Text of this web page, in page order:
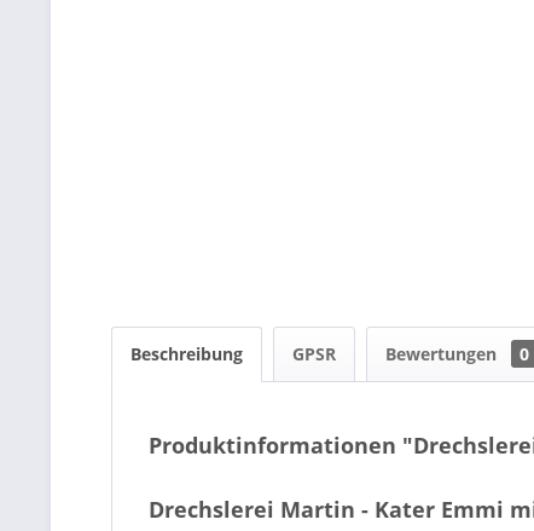
Beschreibung GPSR Bewertungen 0
Produktinformationen
Drechslerei Martin - Kater Emmi